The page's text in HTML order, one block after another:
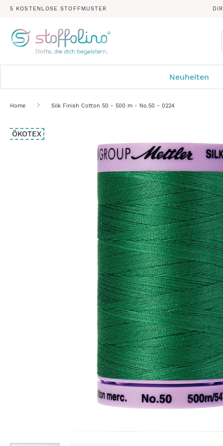
5 KOSTENLOSE STOFFMUSTER
Neuheiten
Home Silk Finish Cotton 50 - 500 m - No.50 - 0224
Zum
Ende
ÖKOTEX